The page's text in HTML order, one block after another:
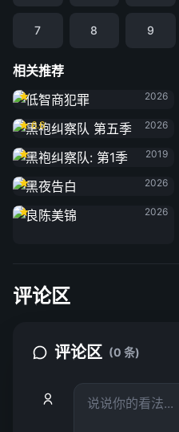
7 8 9
相关推荐
低智商犯罪
2026
黑袍纠察队 第五季
6.6
2026
黑袍纠察队: 第1季
2019
黑夜告白
2026
良陈美锦
2026
评论区
评论区 (0 条)